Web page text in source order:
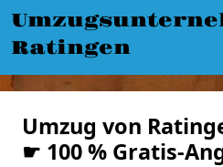
Ratingen
Umzug von
☛ 100 % Gratis-